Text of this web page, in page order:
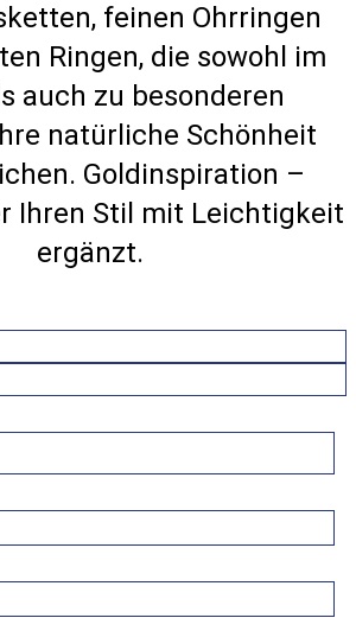
feinen Ohrringen
Ringen, die sowohl im
auch zu besonderen
natürliche Schönheit
Goldinspiration –
Ihren Stil mit Leichtigkeit
ergänzt.